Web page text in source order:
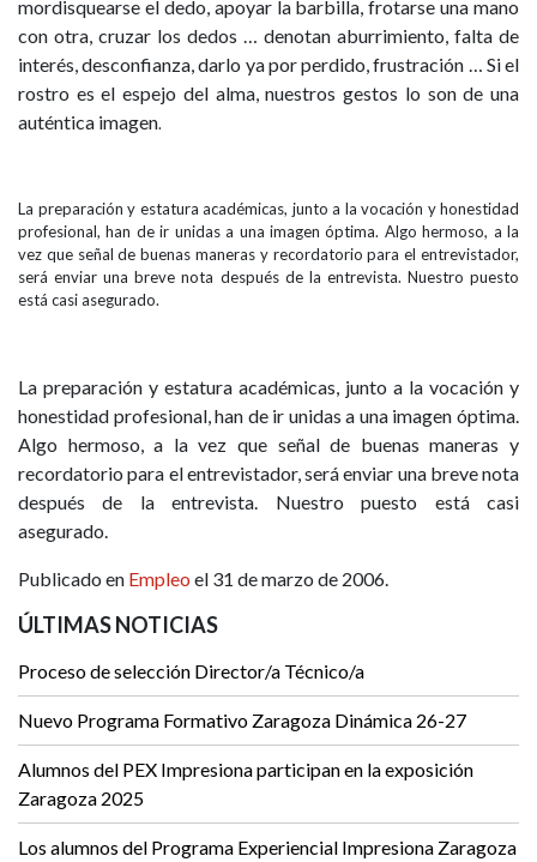
mordisquearse el dedo, apoyar la barbilla, frotarse una mano
con otra, cruzar los dedos … denotan aburrimiento, falta de
interés, desconfianza, darlo ya por perdido, frustración … Si el
rostro es el espejo del alma, nuestros gestos lo son de una
auténtica imagen.
La preparación y estatura académicas, junto a la vocación y honestidad
profesional, han de ir unidas a una imagen óptima. Algo hermoso, a la
vez que señal de buenas maneras y recordatorio para el entrevistador,
será enviar una breve nota después de la entrevista. Nuestro puesto
está casi asegurado.
La preparación y estatura académicas, junto a la vocación y
honestidad profesional, han de ir unidas a una imagen óptima.
Algo hermoso, a la vez que señal de buenas maneras y
recordatorio para el entrevistador, será enviar una breve nota
después de la entrevista. Nuestro puesto está casi
asegurado.
Publicado en Empleo el 31 de marzo de 2006.
ÚLTIMAS NOTICIAS
Proceso de selección Director/a Técnico/a
Nuevo Programa Formativo Zaragoza Dinámica 26-27
Alumnos del PEX Impresiona participan en la exposición
Zaragoza 2025
Los alumnos del Programa Experiencial Impresiona Zaragoza